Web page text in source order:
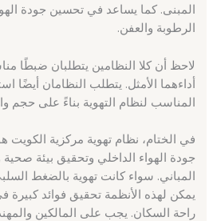
المبنى. كما يساعد في تحسين جودة
الرطوبة والعفن.
لاحظ أن كلا النظامين يتطلبان ضبطًا
أداءهما الأمثل. يتطلب النظامان أيضًا
المناسب لنظام التهوية بناءً على حجم
في الختام، نظام تهوية مركزية الكويت
جودة الهواء الداخلي وتحقيق بيئة
المباني. سواء كانت تهوية بالضغط
يمكن لهذه الأنظمة تحقيق فوائد كبيرة
راحة السكان. يجب على المالكين